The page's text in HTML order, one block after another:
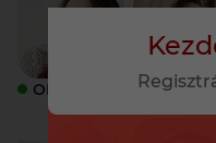
ONLINE ONLINE